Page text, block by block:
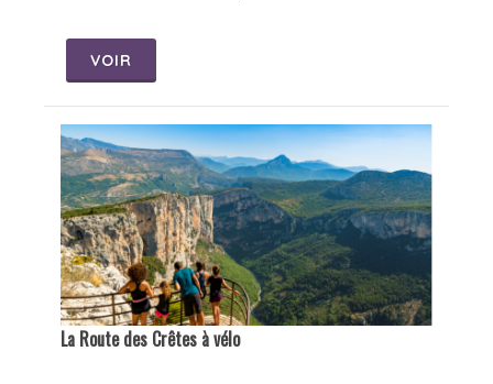
VOIR
La Route des Crêtes à vélo